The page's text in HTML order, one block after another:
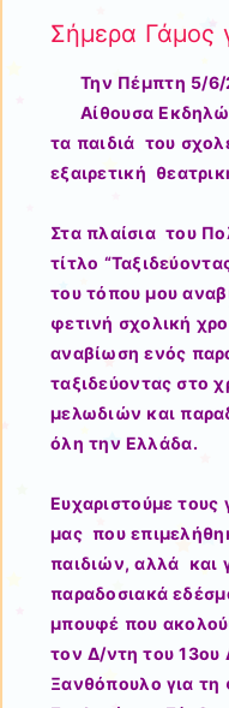
Σήμερα Γάμος
Την Πέμπτη 5/
Αίθουσα
τα παιδιά του
εξαιρετική
Στα πλαίσια του
τίτλο
του τόπου μου
φετινή σχολική
αναβίωση ενός
ταξιδεύοντας στο
μελωδιών και
όλη την Ελλάδα.
Ευχαριστούμε
μας που
παιδιών, αλλά και
παραδοσιακά
μπουφέ που
τον Δ/ντη του 13ου
Ξανθόπουλο για τη